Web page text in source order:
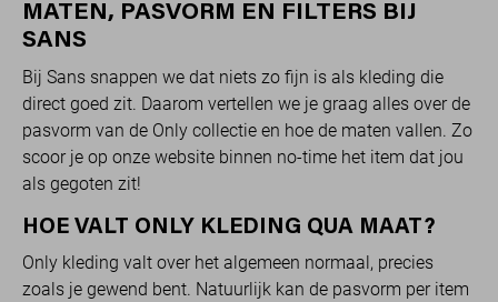
MATEN, PASVORM EN FILTERS BIJ
SANS
Bij Sans snappen we dat niets zo fijn is als kleding die
direct goed zit. Daarom vertellen we je graag alles over de
pasvorm van de Only collectie en hoe de maten vallen. Zo
scoor je op onze website binnen no-time het item dat jou
als gegoten zit!
HOE VALT ONLY KLEDING QUA MAAT?
Only kleding valt over het algemeen normaal, precies
zoals je gewend bent. Natuurlijk kan de pasvorm per item